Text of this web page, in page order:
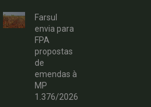
Farsul
envia para
FPA
propostas
de
emendas à
MP
1.376/2026